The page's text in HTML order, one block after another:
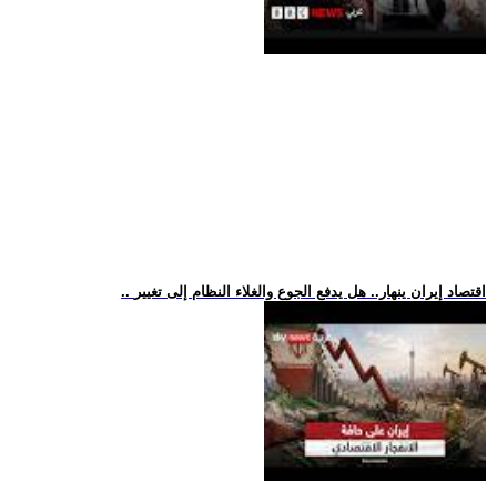
.. اقتصاد إيران ينهار.. هل يدفع الجوع والغلاء النظام إلى تغيير